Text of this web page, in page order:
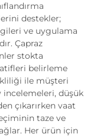
destekler;
ve uygulama
Çapraz
stokta
belirleme
ile müşteri
düşük
çıkarırken vaat
taze ve
Her ürün için